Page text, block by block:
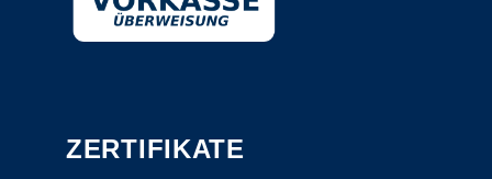
ZERTIFIKATE